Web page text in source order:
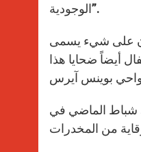
الوجودية”.
على شيء يسمى
أيضاً ضحايا هذا
في شباط الماضي في